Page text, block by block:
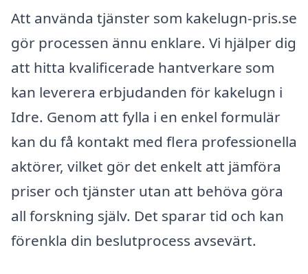
Att använda tjänster som kakelugn-pris.se
gör processen ännu enklare. Vi hjälper dig
att hitta kvalificerade hantverkare som
kan leverera erbjudanden för kakelugn i
Idre. Genom att fylla i en enkel formulär
kan du få kontakt med flera professionella
aktörer, vilket gör det enkelt att jämföra
priser och tjänster utan att behöva göra
all forskning själv. Det sparar tid och kan
förenkla din beslutprocess avsevärt.